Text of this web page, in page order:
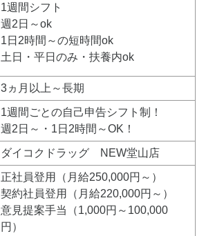
1週間シフト
週2日～ok
1日2時間～の短時間ok
土日・平日のみ・扶養内ok
3ヵ月以上～長期
1週間ごとの自己申告シフト制！
週2日～・1日2時間～OK！
ダイコクドラッグ NEW堂山店
正社員登用（月給250,000円～）
契約社員登用（月給220,000円～）
意見提案手当（1,000円～100,000
円）